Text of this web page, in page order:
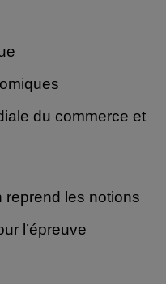
du commerce et
reprend les notions
l’épreuve